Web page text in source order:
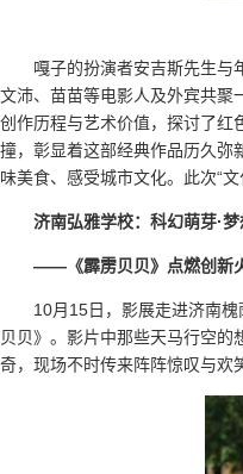
嘎子的扮演者安吉斯先生
文沛、苗苗等电影人及外宾共聚
创作历程与艺术价值，探讨了红
撞，彰显着这部经典作品历久弥
味美食、感受城市文化。此次“
济南弘雅学校：科幻萌芽·
——《霹雳贝贝》点燃创新
10月15日，影展走进济南
贝贝》。影片中那些天马行空
奇，现场不时传来阵阵惊叹与欢